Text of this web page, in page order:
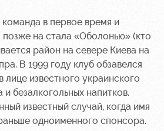
Информация
для
болельщиков
Банковская
карта
«Локомотив»
Заставки
в первое время и
позже на стала «Оболонью» (кто
район на севере Киева на
В 1999 году клуб обзавелся
известного украинского
и безалкогольных напитков.
известный случай, когда имя
одноименного спонсора.